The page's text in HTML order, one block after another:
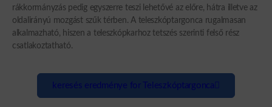
rákkormányzás pedig egyszerre teszi lehetővé az előre, hátra illetve az
oldalirányú mozgást szűk térben. A teleszkóptargonca rugalmasan
alkalmazható, hiszen a teleszkópkarhoz tetszés szerinti felső rész
csatlakoztatható.
keresés eredménye for Teleszkóptargonca